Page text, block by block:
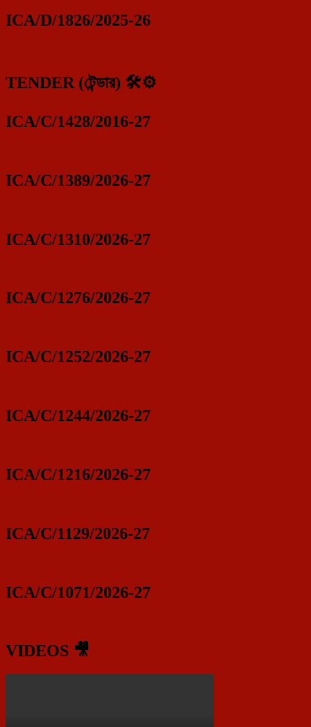
ICA/D/1826/2025-26
TENDER (টেন্ডার) 🛠️⚙️
ICA/C/1428/2016-27
ICA/C/1389/2026-27
ICA/C/1310/2026-27
ICA/C/1276/2026-27
ICA/C/1252/2026-27
ICA/C/1244/2026-27
ICA/C/1216/2026-27
ICA/C/1129/2026-27
ICA/C/1071/2026-27
VIDEOS 🎥